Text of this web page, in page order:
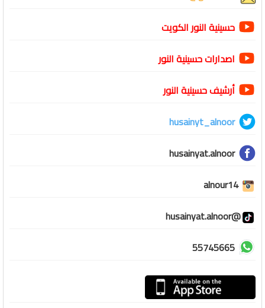
حسينية النور الكويت
اصدارات حسينية النور
أرشيف حسينية النور
husainyt_alnoor
husainyat.alnoor
alnour14
@husainyat.alnoor
55745665